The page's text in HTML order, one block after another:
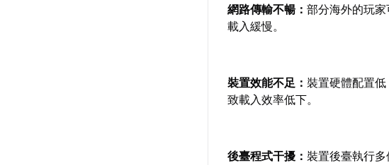
網路傳輸不暢：部分海外的玩
載入緩慢。
裝置效能不足： 裝置硬體配置
致載入效率低下。
後臺程式干擾： 裝置後臺執行